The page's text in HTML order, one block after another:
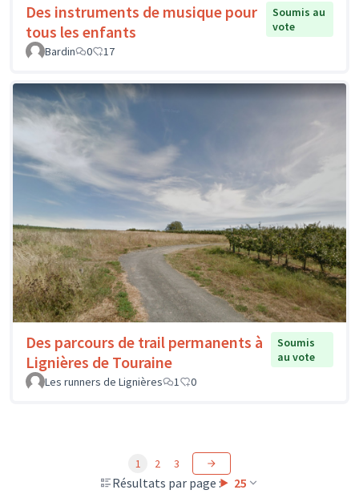
Des instruments de musique pour
tous les enfants
Soumis au
vote
Bardin
0 17
Des parcours de trail permanents à
Lignières de Touraine
Soumis
au vote
Les runners de Lignières
1 0
Résultats par page : 25
1 2 3